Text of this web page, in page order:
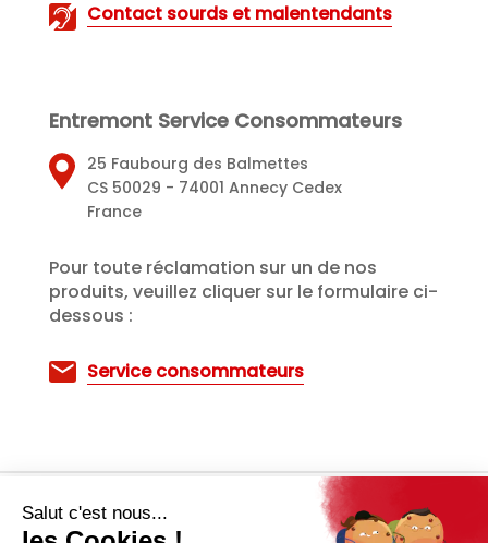
Contact sourds et malentendants
Entremont Service Consommateurs
25 Faubourg des Balmettes
CS 50029 - 74001 Annecy Cedex
France
Pour toute réclamation sur un de nos
produits, veuillez cliquer sur le formulaire ci-
dessous :
Service consommateurs